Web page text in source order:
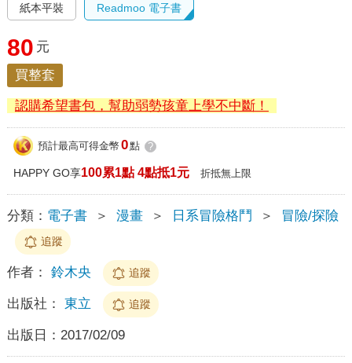
紙本平裝 Readmoo 電子書
80 元
買整套
認購希望書包，幫助弱勢孩童上學不中斷！
預計最高可得金幣 0點 ?
HAPPY GO享100累1點 4點抵1元 折抵無上限
分類： 電子書 ＞ 漫畫 ＞ 日系冒險格鬥 ＞ 冒險/探險
追蹤
作者： 鈴木央 追蹤
出版社： 東立 追蹤
出版日： 2017/02/09